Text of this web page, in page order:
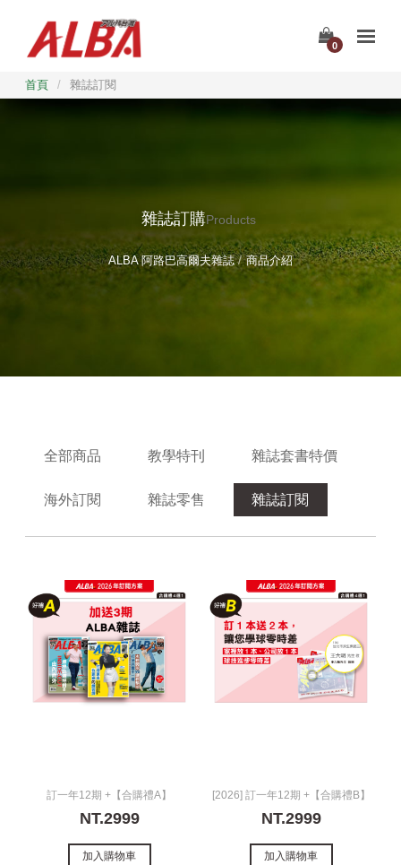
0
首頁 / 雜誌訂閱
雜誌訂購Products
ALBA 阿路巴高爾夫雜誌 商品介紹
全部商品 教學特刊 雜誌套書特價
海外訂閱 雜誌零售 雜誌訂閱
訂一年12期 +【合購禮A】
NT.2999
加入購物車
[2026] 訂一年12期 +【合購禮B】
NT.2999
加入購物車